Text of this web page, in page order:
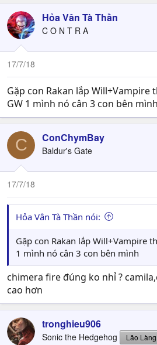
Hỏa Vân Tà Thần
C O N T R A
17/7/18
Gặp con Rakan lắp Will+Vampire
GW 1 mình nó cân 3 con bên mình
C ConChymBay
Baldur's Gate
17/7/18
Hỏa Vân Tà Thần nói:
Gặp con Rakan lắp Will+Vampire
1 mình nó cân 3 con bên mình
chimera fire đúng ko nhỉ ?
cao hơn
tronghieu906
Sonic the Hedgehog Lão